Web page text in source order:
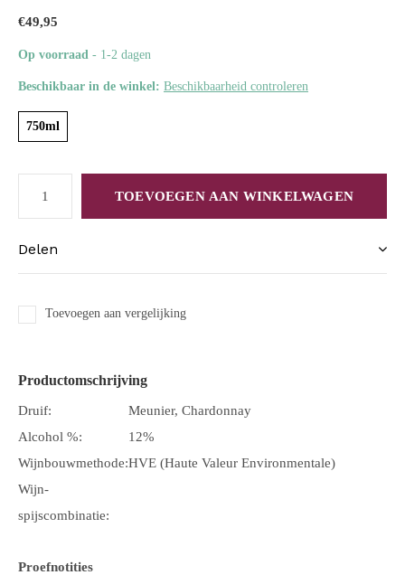
€49,95
Op voorraad - 1-2 dagen
Beschikbaar in de winkel: Beschikbaarheid controleren
750ml
TOEVOEGEN AAN WINKELWAGEN
Delen
Toevoegen aan vergelijking
Productomschrijving
Druif:
Meunier, Chardonnay
Alcohol %:
12%
Wijnbouwmethode:HVE (Haute Valeur Environmentale)
Wijn-
spijscombinatie:
Proefnotities